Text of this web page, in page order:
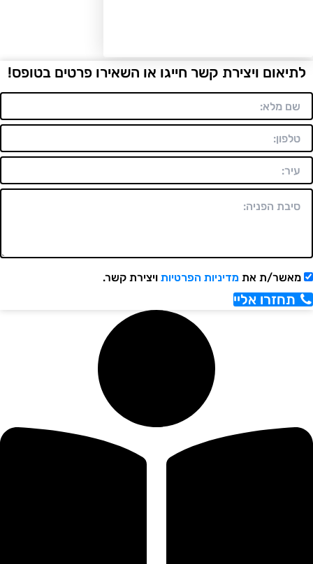
ויצירת קשר חייגו או השאירו פרטים בטופס!
ת אתמדיניות הפרטיותויצירת קשר.
תחזרו אליי